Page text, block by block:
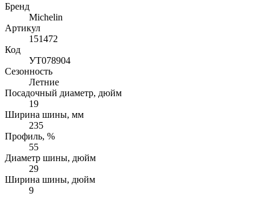
Бренд
Michelin
Артикул
151472
Код
УТ078904
Сезонность
Летние
Посадочный диаметр, дюйм
19
Ширина шины, мм
235
Профиль, %
55
Диаметр шины, дюйм
29
Ширина шины, дюйм
9